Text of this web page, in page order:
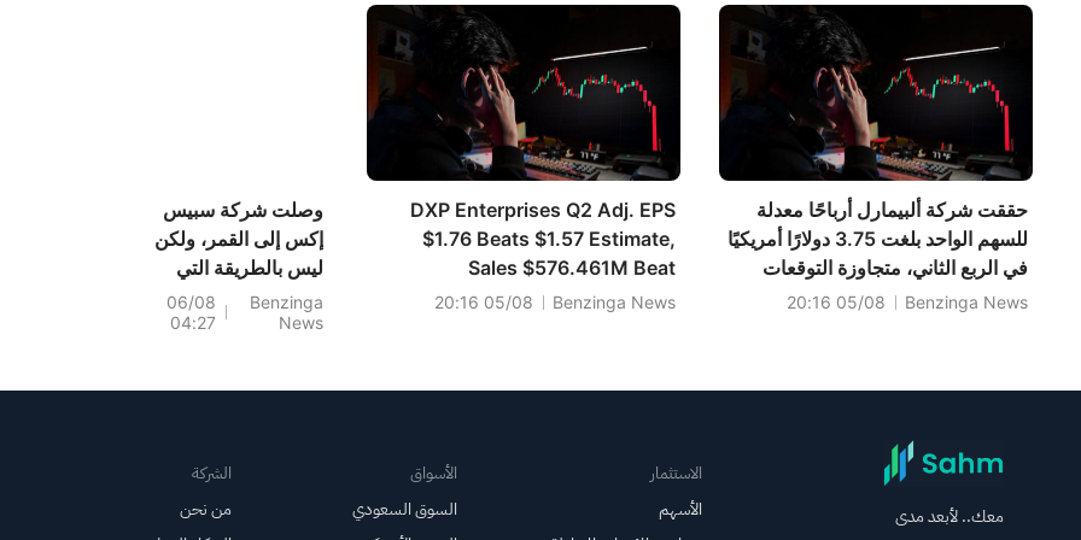
حققت شركة ألبيمارل أرباحًا معدلة
للسهم الواحد بلغت 3.75 دولارًا أمريكيًا
في الربع الثاني، متجاوزة التوقعات
البالغة 3.24 دولارًا أمريكيًا، وبلغتBenzinga News
05/08 20:16
DXP Enterprises Q2 Adj. EPS
$1.76 Beats $1.57 Estimate,
Sales $576.461M Beat
$543.000M Estimate
Benzinga News
05/08 20:16
وصلت شركة سبيس
إكس إلى القمر، ولكن
ليس بالطريقة التي
كان إيلون ماسك
يخطط لها.
Benzinga
News
06/08
04:27
معك.. لأبعد مدى
الاستثمار
الأسهم
الأسواق
السوق السعودي
الشركة
من نحن